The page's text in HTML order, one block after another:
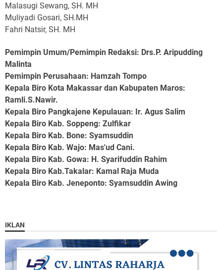
Malasugi Sewang, SH. MH
Muliyadi Gosari, SH.MH
Fahri Natsir, SH. MH
Pemimpin Umum/Pemimpin Redaksi: Drs.P. Aripudding
Malinta
Pemimpin Perusahaan: Hamzah Tompo
Kepala Biro Kota Makassar dan Kabupaten Maros:
Ramli.S.Nawir.
Kepala Biro Pangkajene Kepulauan: Ir. Agus Salim
Kepala Biro Kab. Soppeng: Zulfikar
Kepala Biro Kab. Bone: Syamsuddin
Kepala Biro Kab. Wajo: Mas'ud Cani.
Kepala Biro Kab. Gowa: H. Syarifuddin Rahim
Kepala Biro Kab.Takalar: Kamal Raja Muda
Kepala Biro Kab. Jeneponto: Syamsuddin Awing
IKLAN